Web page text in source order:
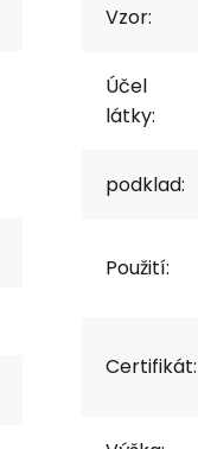
Vzor:
Účel
látky:
podklad:
Použití:
Certifikát: